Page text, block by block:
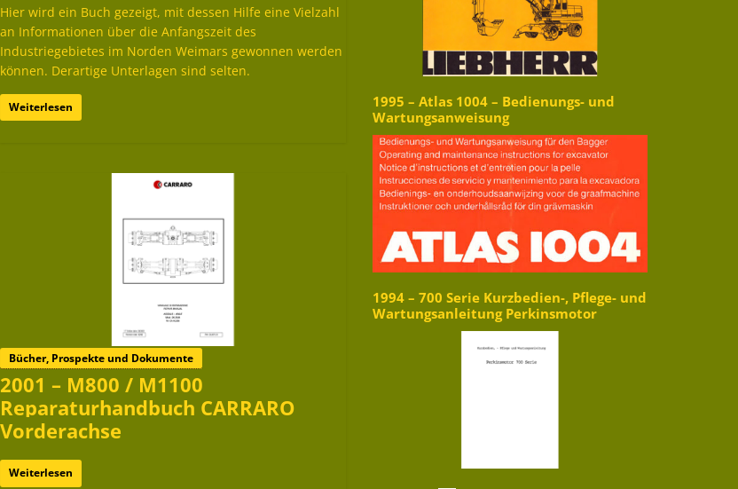
Hier wird ein Buch gezeigt, mit dessen Hilfe eine Vielzahl
an Informationen über die Anfangszeit des
Industriegebietes im Norden Weimars gewonnen werden
können. Derartige Unterlagen sind selten.
Weiterlesen
Bücher, Prospekte und Dokumente
2001 – M800 / M1100
Reparaturhandbuch CARRARO
Vorderachse
Weiterlesen
1995 – Atlas 1004 – Bedienungs- und
Wartungsanweisung
1994 – 700 Serie Kurzbedien-, Pflege- und
Wartungsanleitung Perkinsmotor